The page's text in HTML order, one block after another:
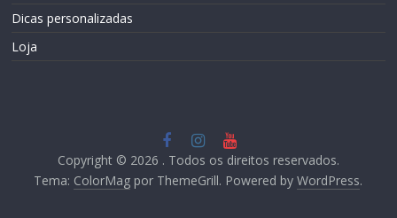
Dicas personalizadas
Loja
Copyright © 2026 . Todos os direitos reservados.
Tema: ColorMag por ThemeGrill. Powered byWordPress.